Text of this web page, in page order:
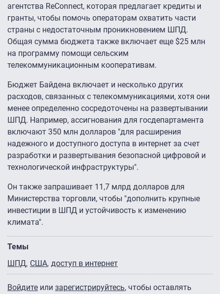
агентства ReConnect, которая предлагает кредиты и
гранты, чтобы помочь операторам охватить части
страны с недостаточным проникновением ШПД.
Общая сумма бюджета также включает еще $25 млн
на программу помощи сельским
телекоммуникационным кооперативам.
Бюджет Байдена включает и несколько других
расходов, связанных с телекоммуникациями, хотя они
менее определенно сосредоточены на развертывании
ШПД. Например, ассигнования для госдепартамента
включают 350 млн долларов "для расширения
надежного и доступного доступа в интернет за счет
разработки и развертывания безопасной цифровой и
технологической инфраструктуры".
Он также запрашивает 11,7 млрд долларов для
Министерства торговли, чтобы "дополнить крупные
инвестиции в ШПД и устойчивость к изменению
климата".
Темы
ШПД США доступ в интернет
Войдите или зарегистрируйтесь, чтобы оставлять